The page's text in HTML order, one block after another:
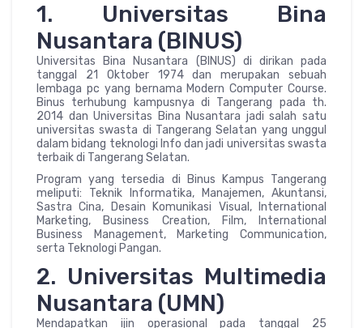
1. Universitas Bina
Nusantara (BINUS)
Universitas Bina Nusantara (BINUS) di dirikan pada
tanggal 21 Oktober 1974 dan merupakan sebuah
lembaga pc yang bernama Modern Computer Course.
Binus terhubung kampusnya di Tangerang pada th.
2014 dan Universitas Bina Nusantara jadi salah satu
universitas swasta di Tangerang Selatan yang unggul
dalam bidang teknologi Info dan jadi universitas swasta
terbaik di Tangerang Selatan.
Program yang tersedia di Binus Kampus Tangerang
meliputi: Teknik Informatika, Manajemen, Akuntansi,
Sastra Cina, Desain Komunikasi Visual, International
Marketing, Business Creation, Film, International
Business Management, Marketing Communication,
serta Teknologi Pangan.
2. Universitas Multimedia
Nusantara (UMN)
Mendapatkan ijin operasional pada tanggal 25